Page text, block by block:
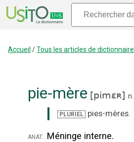
Accueil /Tous les articles de dictionnaire
pie-mère [pimɛʀ] n.
PLURIEL pies-mères.
anat. Méninge interne.